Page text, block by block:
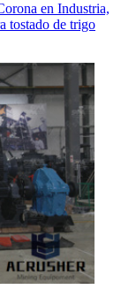
en Industria,
tostado de trigo